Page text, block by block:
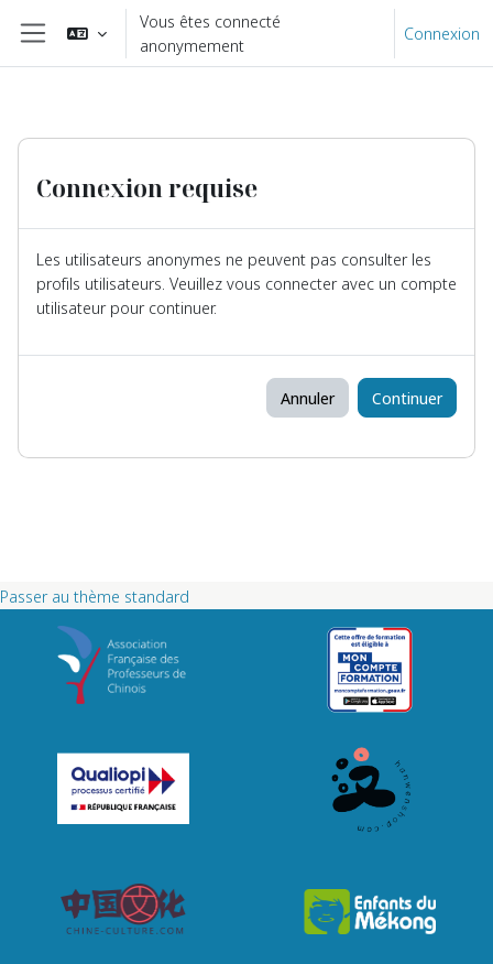
Passer au contenu principal
Panneau latéral
Vous êtes connecté
anonymement
Connexion
Connexion requise
Les utilisateurs anonymes ne peuvent pas consulter les
profils utilisateurs. Veuillez vous connecter avec un compte
utilisateur pour continuer.
Annuler Continuer
Passer au thème standard